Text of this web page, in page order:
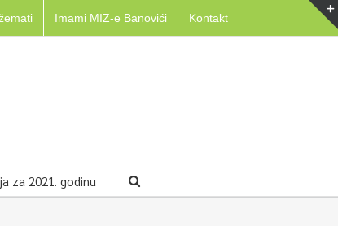
Imami MIZ-e Banovići Kontakt
za 2021. godinu